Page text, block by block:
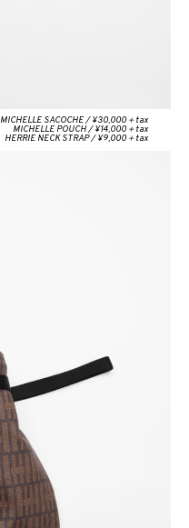
MICHELLE SACOCHE / ¥30,000＋tax
MICHELLE POUCH / ¥14,000＋tax
HERRIE NECK STRAP / ¥9,000＋tax